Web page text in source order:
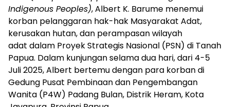
Indigenous Peoples), Albert K. Barume menemui
korban pelanggaran hak-hak Masyarakat Adat,
kerusakan hutan, dan perampasan wilayah
adat dalam Proyek Strategis Nasional (PSN) di Tanah
Papua. Dalam kunjungan selama dua hari, dari 4-5
Juli 2025, Albert bertemu dengan para korban di
Gedung Pusat Pembinaan dan Pengembangan
Wanita (P4W) Padang Bulan, Distrik Heram, Kota